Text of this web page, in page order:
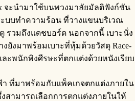
จะนำมาใช้บนพวงมาลัยมัลติฟังก์ชัน
ะบบทำความร้อน ที่วางแขนบริเวณ
รวมถึงแดชบอร์ด นอกจากนี้ เบาะนั่ง
ยังมาพร้อมเบาะที่หุ้มด้วยวัสดุ Race-
ละพนักพิงศีรษะที่ตกแต่งด้วยหนังเรียบ
ที่มาพร้อมกับแพ็คเกจตกแต่งภายใน
งสามารถเลือกการตกแต่งภายในให้